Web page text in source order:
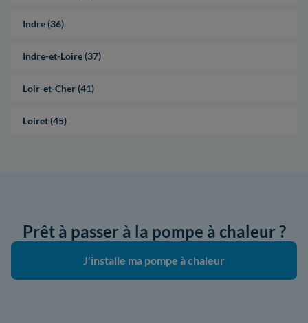
Indre (36)
Indre-et-Loire (37)
Loir-et-Cher (41)
Loiret (45)
Prêt à passer à la pompe à chaleur ?
J'installe ma pompe à chaleur